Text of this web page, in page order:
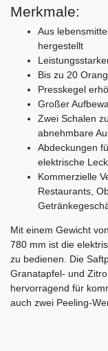
Merkmale:
Aus
hergestellt
Bis zu 20
Presskegel
Großer
Zwei Schalen
abnehmbare
Abdeckungen
elektrische
Kommerzielle
Restaurants,
Mit einem Gewicht
780 mm ist die
zu bedienen. Die
Granatapfel- und
hervorragend für
auch zwei Peeling-